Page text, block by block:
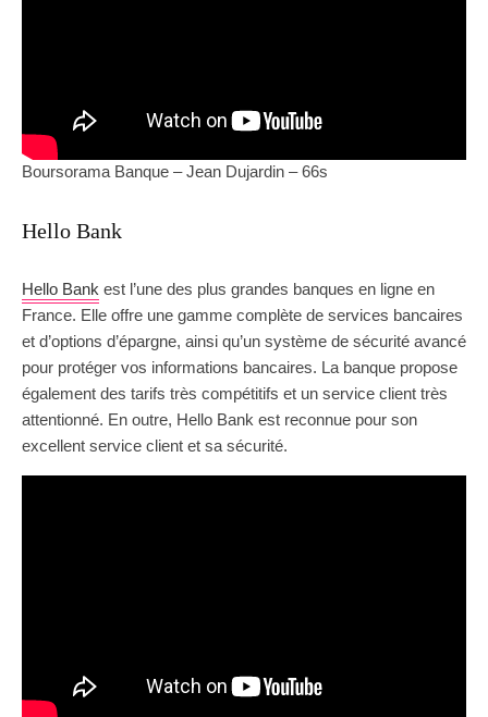
Boursorama Banque – Jean Dujardin – 66s
Hello Bank
Hello Bank est l’une des plus grandes banques en ligne en
France. Elle offre une gamme complète de services bancaires
et d’options d’épargne, ainsi qu’un système de sécurité avancé
pour protéger vos informations bancaires. La banque propose
également des tarifs très compétitifs et un service client très
attentionné. En outre, Hello Bank est reconnue pour son
excellent service client et sa sécurité.